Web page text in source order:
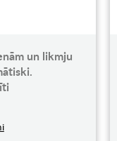
un likmju